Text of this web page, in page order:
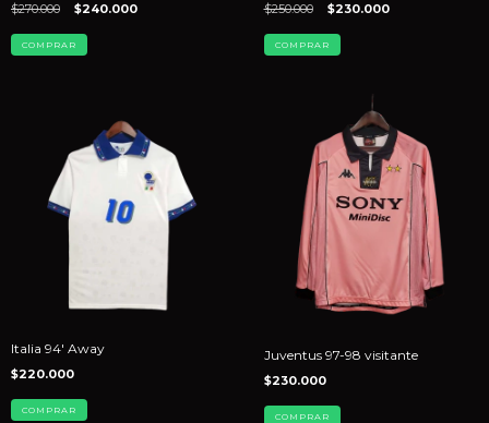
$270.000 $240.000
COMPRAR
$250.000 $230.000
COMPRAR
Italia 94' Away
$220.000
COMPRAR
Juventus 97-98 visitante
$230.000